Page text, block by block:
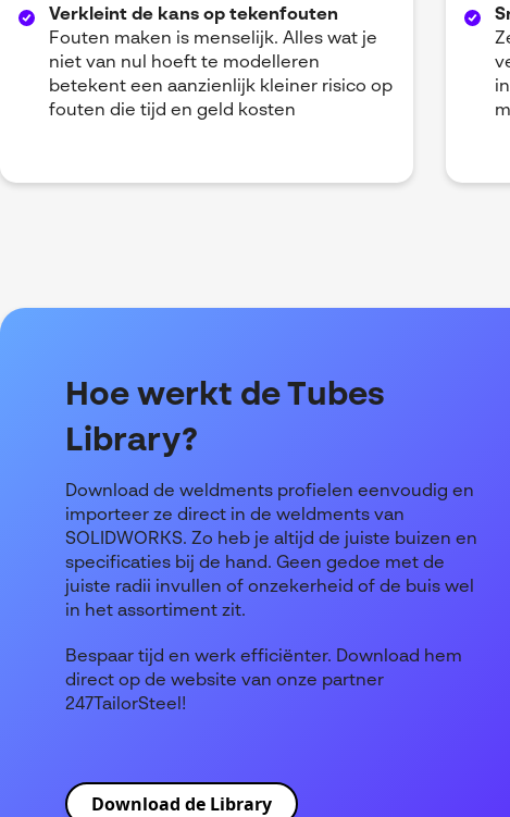
Verkleint de kans op tekenfouten
Fouten maken is menselijk. Alles wat je
niet van nul hoeft te modelleren
betekent een aanzienlijk kleiner risico op
fouten die tijd en geld kosten
Hoe werkt de Tubes
Library?
Download de weldments profielen eenvoudig en
importeer ze direct in de weldments van
SOLIDWORKS. Zo heb je altijd de juiste buizen en
specificaties bij de hand. Geen gedoe met de
juiste radii invullen of onzekerheid of de buis wel
in het assortiment zit.
Bespaar tijd en werk efficiënter. Download hem
direct op de website van onze partner
247TailorSteel!
Download de Library